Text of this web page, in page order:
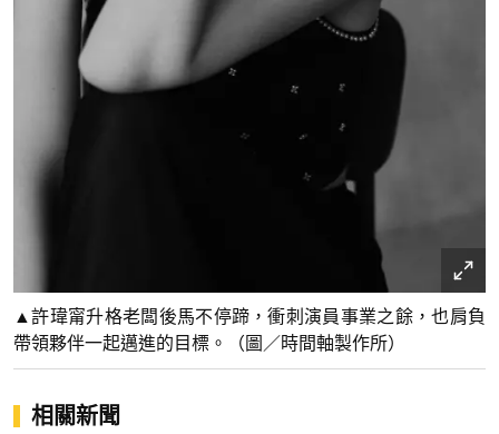
▲許瑋甯升格老闆後馬不停蹄，衝刺演員事業之餘，也肩負
帶領夥伴一起邁進的目標。（圖／時間軸製作所）
相關新聞